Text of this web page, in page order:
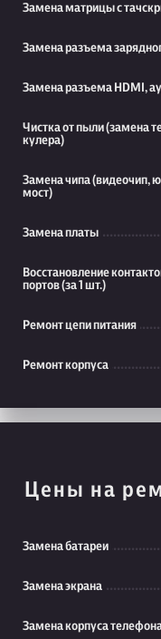
Замена матрицы с
Замена разъема
Замена разъема HDMI,
Чистка от пыли (замена
кулера)
Замена чипа (видеочип,
мост)
Замена платы
Восстановление
портов (за 1 шт.)
Ремонт цепи питания
Ремонт корпуса
Цены на
Замена батареи
Замена экрана
Замена корпуса